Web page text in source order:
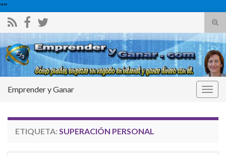
""
el
de
Search for:
Emprender y Ganar
ETIQUETA: SUPERACIÓN PERSONAL